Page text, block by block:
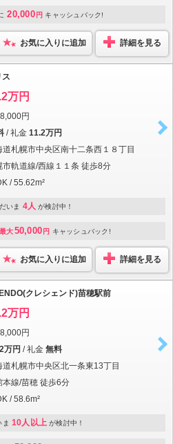
20,000 円 キャッシュバック!
お気に入りに追加 詳細を見る
ス
万円
円
/ 礼金 11.2万円
道札幌市中央区南十二条西１８丁目
市軌道線/西線１１条 徒歩8分
/ 55.62m²
いま 4人 が検討中！
最大50,000 円 キャッシュバック!
お気に入りに追加 詳細を見る
クレシェンド)苗穂駅前
万円
円
万円 / 礼金 無料
道札幌市中央区北一条東13丁目
本線/苗穂 徒歩6分
/ 58.6m²
ま 10人以上 が検討中！